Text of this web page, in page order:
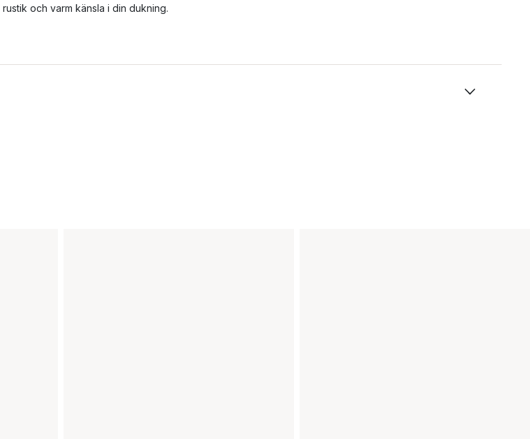
och varm känsla i din dukning.